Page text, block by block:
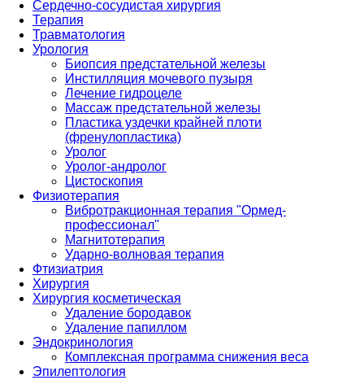
Сердечно-сосудистая хирургия
Терапия
Травматология
Урология
Биопсия предстательной железы
Инстилляция мочевого пузыря
Лечение гидроцеле
Массаж предстательной железы
Пластика уздечки крайней плоти
(френулопластика)
Уролог
Уролог-андролог
Цистоскопия
Физиотерапия
Вибротракционная терапия "Ормед-
профессионал"
Магнитотерапия
Ударно-волновая терапия
Фтизиатрия
Хирургия
Хирургия косметическая
Удаление бородавок
Удаление папиллом
Эндокринология
Комплексная программа снижения веса
Эпилептология